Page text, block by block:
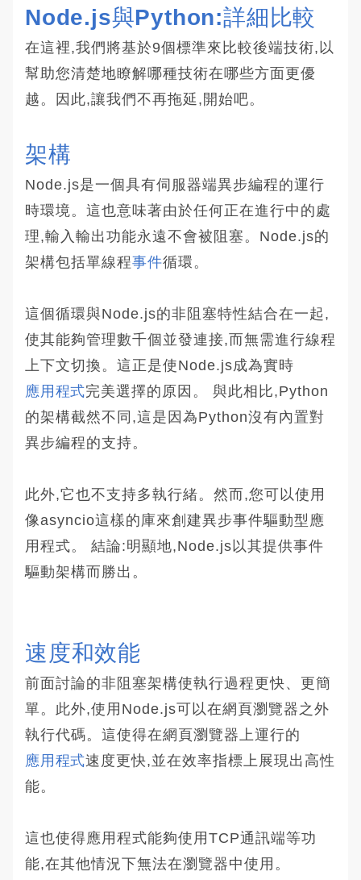
Node.js與Python:詳細比較
在這裡,我們將基於9個標準來比較後端技術,以
幫助您清楚地瞭解哪種技術在哪些方面更優
越。因此,讓我們不再拖延,開始吧。
架構
Node.js是一個具有伺服器端異步編程的運行
時環境。這也意味著由於任何正在進行中的處
理,輸入輸出功能永遠不會被阻塞。Node.js的
架構包括單線程事件循環。
這個循環與Node.js的非阻塞特性結合在一起,
使其能夠管理數千個並發連接,而無需進行線程
上下文切換。這正是使Node.js成為實時
應用程式完美選擇的原因。 與此相比,Python
的架構截然不同,這是因為Python沒有內置對
異步編程的支持。
此外,它也不支持多執行緒。然而,您可以使用
像asyncio這樣的庫來創建異步事件驅動型應
用程式。 結論:明顯地,Node.js以其提供事件
驅動架構而勝出。
速度和效能
前面討論的非阻塞架構使執行過程更快、更簡
單。此外,使用Node.js可以在網頁瀏覽器之外
執行代碼。這使得在網頁瀏覽器上運行的
應用程式速度更快,並在效率指標上展現出高性
能。
這也使得應用程式能夠使用TCP通訊端等功
能,在其他情況下無法在瀏覽器中使用。